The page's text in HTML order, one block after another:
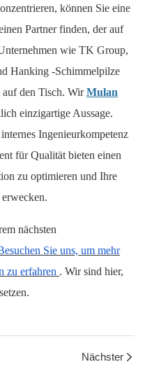
können Sie eine
Partner finden, der auf
wie TK Group,
Hanking -Schimmelpilze
den Tisch. WirMulan
einzigartige Aussage.
Ingenieurkompetenz
für Qualität bieten einen
zu optimieren und Ihre
nächsten
Sie uns, um mehr
zu erfahren . Wir sind hier,
Nächster